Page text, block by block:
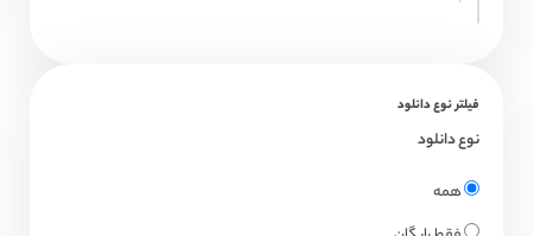
فیلتر نوع دانلود
نوع دانلود
همه